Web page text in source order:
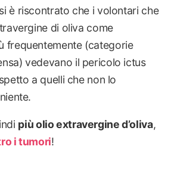
è riscontrato che i volontari che
di oliva come
frequentemente (categorie
vedevano il pericolo ictus
a quelli che non lo
più olio extravergine d’oliva,
i tumori!